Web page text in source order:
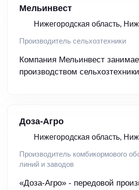
Мельинвест
Нижегородская область,
Производитель сельхозтехники
Компания Мельинвест
производством
Доза-Агро
Нижегородская область,
Производитель комбикормового
линий и заводов
«Доза-Агро» - передовой